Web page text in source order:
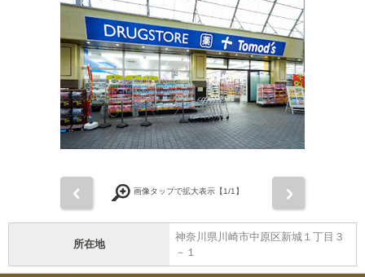
画像タップで拡大表示【1/1】
所在地
神奈川県川崎市中原区新城１丁目３
－１